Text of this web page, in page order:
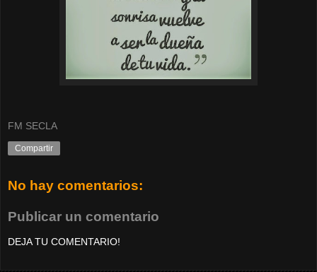
FM SECLA
Compartir
No hay comentarios:
Publicar un comentario
DEJA TU COMENTARIO!